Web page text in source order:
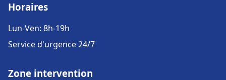
Horaires
Lun-Ven: 8h-19h
Service d'urgence 24/7
Zone intervention